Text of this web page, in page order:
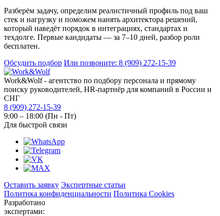
Разберём задачу, определим реалистичный профиль под ваш
стек и нагрузку и поможем нанять архитектора решений,
который наведёт порядок в интеграциях, стандартах и
техдолге. Первые кандидаты — за 7–10 дней, разбор роли
бесплатен.
Обсудить подбор Или позвоните: 8 (909) 272-15-39
Work&Wolf - агентство по подбору персонала и прямому
поиску руководителей, HR-партнёр для компаний в России и
СНГ
8 (909) 272-15-39
9:00 – 18:00 (Пн - Пт)
Для быстрой связи
Оставить заявку Экспертные статьи
Политика конфиденциальности Политика Cookies
Разработано
экспертами: